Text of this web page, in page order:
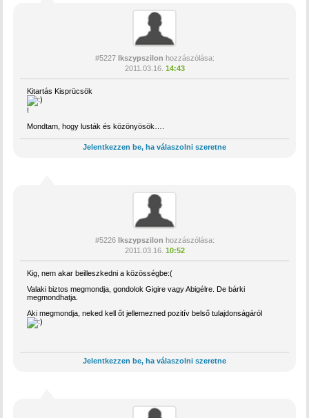
#5227 Ikszypszilon hozzászólása:
2011.03.16. 14:43
Kitartás Kisprücsök
!
Mondtam, hogy lusták és közönyösök….
Jelentkezzen be, ha válaszolni szeretne
#5226 Ikszypszilon hozzászólása:
2011.03.16. 10:52
Kig, nem akar beilleszkedni a közösségbe:(
Valaki biztos megmondja, gondolok Gigire vagy Abigélre. De bárki
megmondhatja.
Aki megmondja, neked kell őt jellemezned pozitív belső tulajdonságáról
Jelentkezzen be, ha válaszolni szeretne